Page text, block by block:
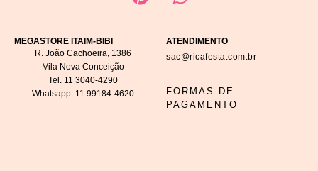
MEGASTORE ITAIM-BIBI
R. João Cachoeira, 1386
Vila Nova Conceição
Tel. 11 3040-4290
Whatsapp: 11 99184-4620
ATENDIMENTO
sac@ricafesta.com.br
FORMAS DE
PAGAMENTO